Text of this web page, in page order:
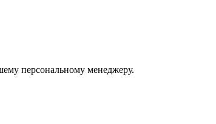
персональному менеджеру.